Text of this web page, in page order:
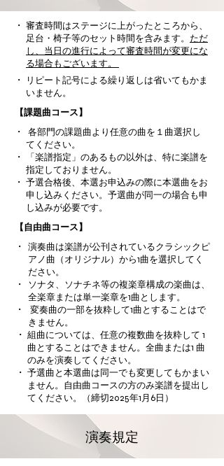
・ 審査時間はステージに上がったところから、
足台・椅子等のセット時間を含みます。 ただ
し、当日の進行によって審査時間が変更にな
る場合もございます。
・
リピート記号による繰り返しは省いてもかま
いません。
​【課題曲コース】
・
各部門の課題曲より任意の曲を１曲選択し
てください。
・
「楽譜指定」のあるもの以外は、特に楽譜を
指定しておりません。
・ 予選合格後、本選お申込みの際に本選曲をお
申し込みください。予選曲が同一の場合も申
し込みが必要です。
​【自由曲コース】
・
演奏曲は楽譜が公刊されているクラシックピ
アノ曲（オリジナル）から1曲を選択してく
ださい。
・
ソナタ、ソナチネ等の複楽章構成の楽曲は、
全楽章または単一楽章を1曲とします。
・
変奏曲の一部を抜粋して1曲とすることはで
きません。
・ 組曲については、任意の複数曲を抜粋して 1
曲とすることはできません。全曲または1 曲
のみを演奏してください。
・ 予選曲と本選曲は同一でも変更してもかまい
ません。自由曲コースの方のみ楽譜を提出し
てください。（締切2025年1月6日）
演奏規定